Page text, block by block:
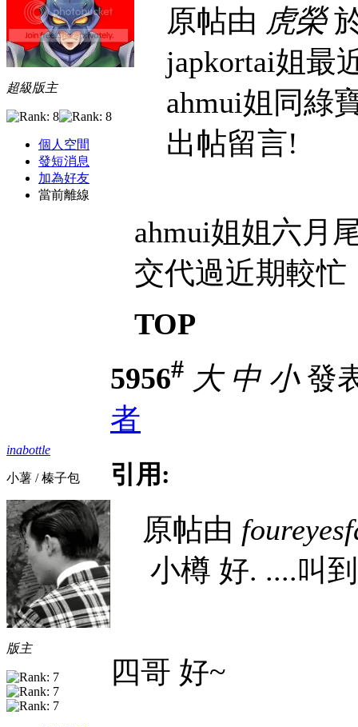
超級版主
個人空間
發短消息
加為好友
當前離線
原帖由 虎榮
japkortai姐最
ahmui姐同綠
出帖留言!
ahmui姐姐六月
交代過近期較忙
TOP
inabottle
小薯 / 榛子包
版主
5956# 大 中 小發
者
引用:
原帖由
小樽 好. ....叫
四哥 好~